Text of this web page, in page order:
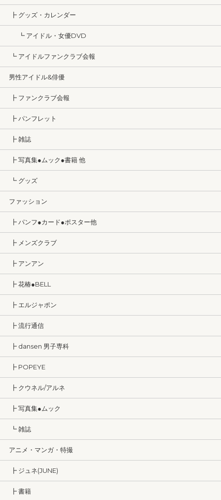
┣ グッズ・カレンダー
┗ アイドル・女優DVD
┗ アイドルファンクラブ会報
男性アイドル&俳優
┣ ファンクラブ会報
┣ パンフレット
┣ 雑誌
┣ 写真集●ムック●書籍 他
┗ グッズ
ファッション
┣ パンフ●カード●ポスター他
┣ メンズクラブ
┣ アンアン
┣ 花椿●BELL
┣ エルジャポン
┣ 流行通信
┣ dansen 男子専科
┣ POPEYE
┣ クウネル/アルネ
┣ 写真集●ムック
┗ 雑誌
アニメ・マンガ・特撮
┣ ジュネ(JUNE)
┣ 書籍